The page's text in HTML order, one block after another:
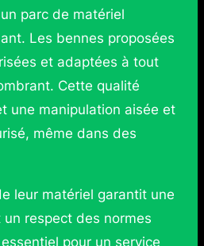
un parc de matériel
Les bennes proposées
et adaptées à tout
Cette qualité
une manipulation aisée et
même dans des
leur matériel garantit une
respect des normes
pour un service